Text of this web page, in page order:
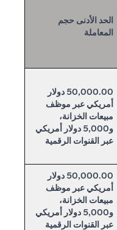
الحد الأدنى حجم
المعاملة
50,000.00 دولار
أمريكي عبر موظف
مبيعات الخزانة،
و5,000 دولار أمريكي
عبر القنوات الرقمية
50,000.00 دولار
أمريكي عبر موظف
مبيعات الخزانة،
و5,000 دولار أمريكي
عبر القنوات الرقمية